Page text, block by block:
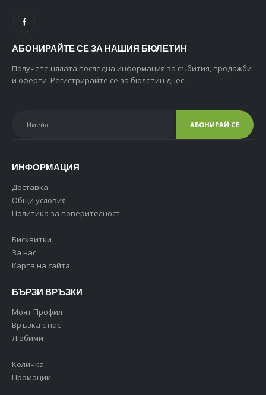
АБОНИРАЙТЕ СЕ ЗА НАШИЯ БЮЛЕТИН
Получете цялата последна информация за събития, продажби
и оферти. Регистрирайте се за бюлетин днес.
ИНФОРМАЦИЯ
Доставка
Общи условия
Политика за поверителност
Бисквитки
За нас
Карта на сайта
БЪРЗИ ВРЪЗКИ
Моят Профил
Връзка с нас
Любими
Количка
Промоции